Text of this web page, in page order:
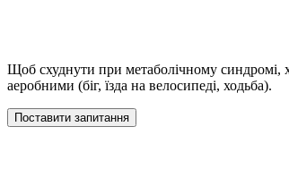
Щоб схуднути при метаболічному синдромі,
аеробними (біг, їзда на велосипеді, ходьба).
Поставити запитання